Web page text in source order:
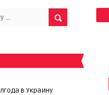
в Украину